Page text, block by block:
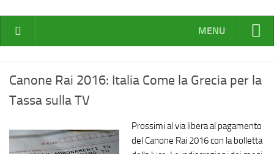
MENU
Gold News
Fare Soldi
Nuovi Business
Canone Rai 2016: Italia Come la Grecia per la
Tassa sulla TV
Prossimi al via libera al pagamento
del Canone Rai 2016 con la bolletta